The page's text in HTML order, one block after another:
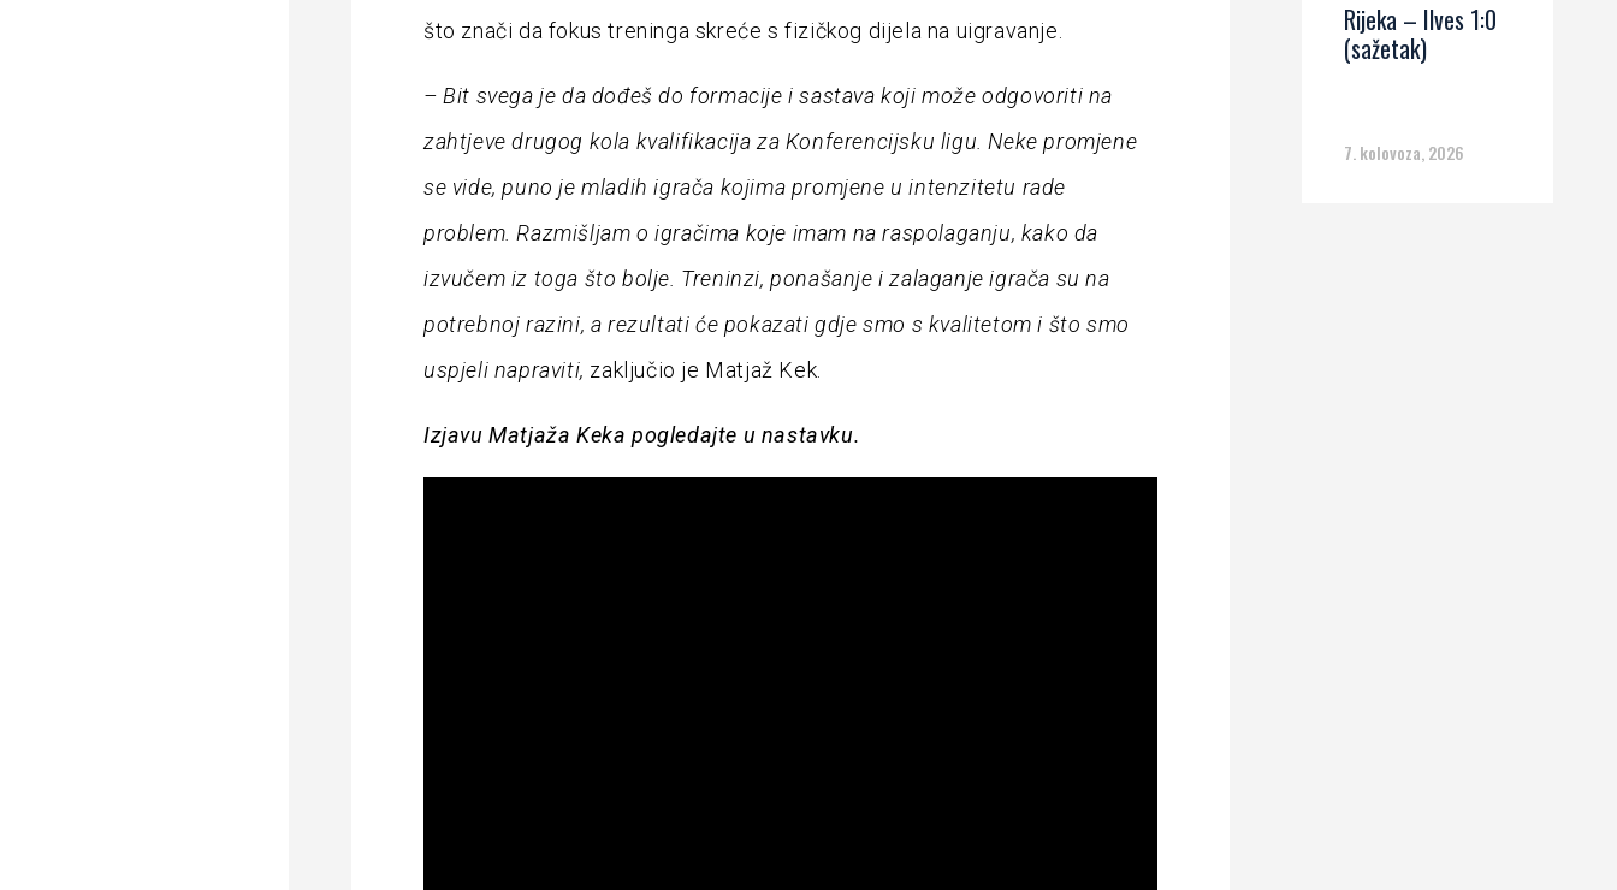
što znači da fokus treninga skreće s fizičkog dijela na uigravanje.
– Bit svega je da dođeš do formacije i sastava koji može odgovoriti na
zahtjeve drugog kola kvalifikacija za Konferencijsku ligu. Neke promjene
se vide, puno je mladih igrača kojima promjene u intenzitetu rade
problem. Razmišljam o igračima koje imam na raspolaganju, kako da
izvučem iz toga što bolje. Treninzi, ponašanje i zalaganje igrača su na
potrebnoj razini, a rezultati će pokazati gdje smo s kvalitetom i što smo
uspjeli napraviti, zaključio je Matjaž Kek.
Izjavu Matjaža Keka pogledajte u nastavku.
Rijeka – Ilves 1:0
(sažetak)
7. kolovoza, 2026